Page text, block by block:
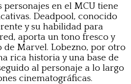
personajes en el MCU tiene
Deadpool, conocido
y su habilidad para
aporta un tono fresco y
de Marvel. Lobezno, por otro
rica historia y una base de
al personaje a lo largo
cinematográficas.